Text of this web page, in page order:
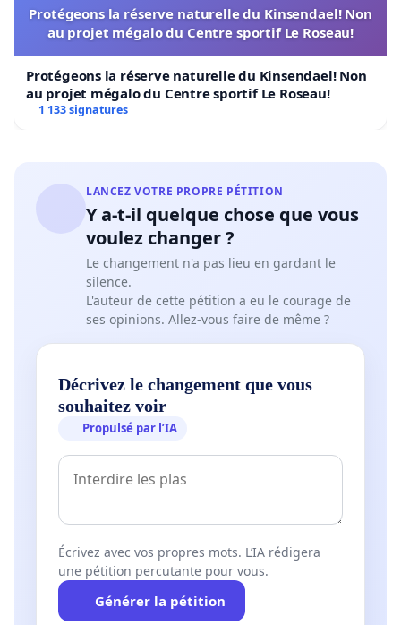
Protégeons la réserve naturelle du Kinsendael! Non
au projet mégalo du Centre sportif Le Roseau!
Protégeons la réserve naturelle du Kinsendael! Non
au projet mégalo du Centre sportif Le Roseau!
1 133 signatures
LANCEZ VOTRE PROPRE PÉTITION
Y a-t-il quelque chose que vous
voulez changer ?
Le changement n'a pas lieu en gardant le
silence.
L'auteur de cette pétition a eu le courage de
ses opinions. Allez-vous faire de même ?
Décrivez le changement que vous
souhaitez voir
Propulsé par l’IA
Écrivez avec vos propres mots. L’IA rédigera
une pétition percutante pour vous.
Générer la pétition